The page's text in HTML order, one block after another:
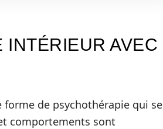
AVEC
forme de psychothérapie qui se
comportements sont